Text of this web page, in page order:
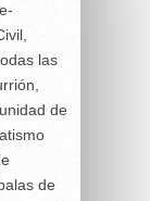
las
de
de